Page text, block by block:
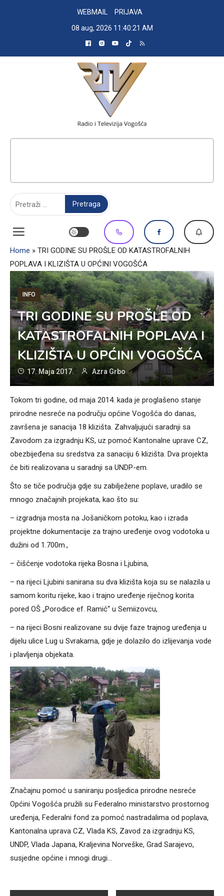
WEBMAIL
PRIJAVA
08 aug, 2026 11:40:22 AM
Home » TRI GODINE SU PROŠLE OD KATASTROFALNIH
POPLAVA I KLIZIŠTA U OPĆINI VOGOŠĆA
INFO
TRI GODINE SU PROŠLE OD
KATASTROFALNIH POPLAVA I
KLIZIŠTA U OPĆINI VOGOŠĆA
17. Maja 2017. Azra Grbo
Tokom tri godine, od maja 2014. kada je proglašeno stanje
prirodne nesreće na području općine Vogošća do danas,
završena je sanacija 18 klizišta. Zahvaljujući saradnji sa
Zavodom za izgradnju KS, uz pomoć Kantonalne uprave CZ,
obezbijeđena su sredstva za sanaciju 6 klizišta. Dva projekta
će biti realizovana u saradnji sa UNDP-em.
Što se tiče područja gdje su zabilježene poplave, uradilo se
mnogo značajnih projekata, kao što su:
– izgradnja mosta na Jošaničkom potoku, kao i izrada
projektne dokumentacije za trajno uređenje ovog vodotoka u
dužini od 1.700m.,
– čišćenje vodotoka rijeka Bosna i Ljubina,
– na rijeci Ljubini sanirana su dva klizišta koja su se nalazila u
samom koritu rijeke, kao i trajno uređenje riječnog korita
pored OŠ „Porodice ef. Ramić“ u Semiizovcu,
– na rijeci Bosni realizovane su dvije faze trajnog uređenja u
dijelu ulice Lug u Svrakama, gdje je dolazilo do izlijevanja vode
i plavljenja objekata.
Značajnu pomoć u saniranju posljedica prirodne nesreće
Općini Vogošća pružili su Federalno ministarstvo prostornog
uređenja, Federalni fond za pomoć nastradalima od poplava,
Kantonalna uprava CZ, Vlada KS, Zavod za izgradnju KS,
UNDP, Vlada Japana, Kraljevina Norveške, Grad Sarajevo,
susjedne općine i mnogi drugi…